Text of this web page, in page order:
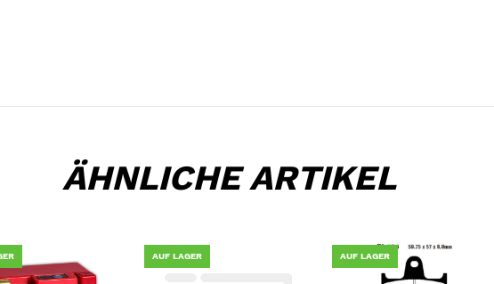
ÄHNLICHE ARTIKEL
AUF LAGER AUF LAGER